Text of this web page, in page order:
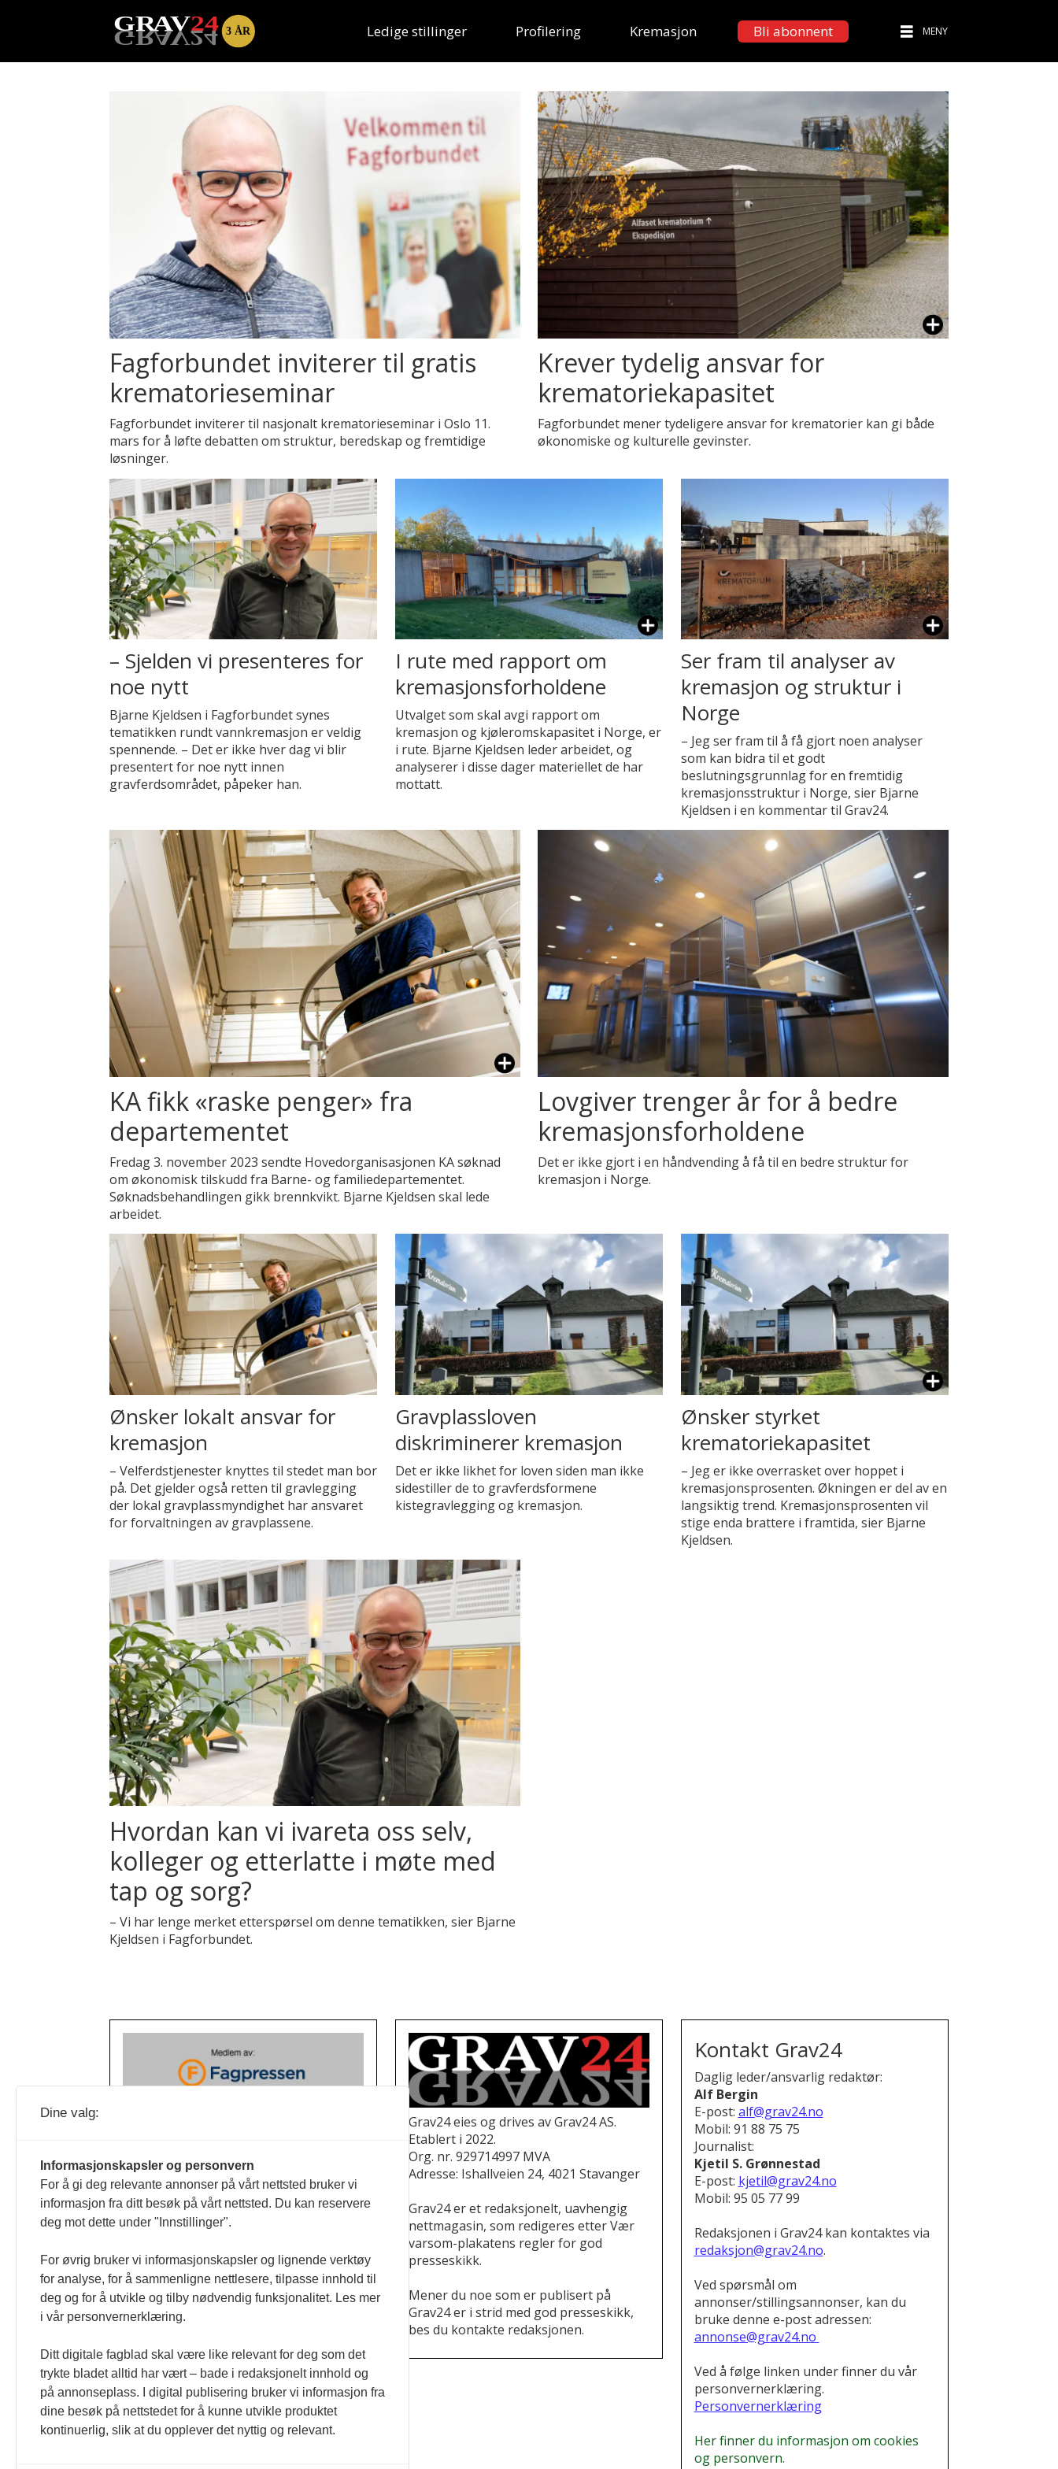
Ledige stillinger Profilering Kremasjon Bli abonnent
Fagforbundet inviterer til gratis
krematorieseminar
Fagforbundet inviterer til nasjonalt krematorieseminar i Oslo 11.
mars for å løfte debatten om struktur, beredskap og fremtidige
løsninger.
Krever tydelig ansvar for
krematoriekapasitet
Fagforbundet mener tydeligere ansvar for krematorier kan gi både
økonomiske og kulturelle gevinster.
– Sjelden vi presenteres for
noe nytt
Bjarne Kjeldsen i Fagforbundet synes
tematikken rundt vannkremasjon er veldig
spennende. – Det er ikke hver dag vi blir
presentert for noe nytt innen
gravferdsområdet, påpeker han.
I rute med rapport om
kremasjonsforholdene
Utvalget som skal avgi rapport om
kremasjon og kjøleromskapasitet i Norge, er
i rute. Bjarne Kjeldsen leder arbeidet, og
analyserer i disse dager materiellet de har
mottatt.
Ser fram til analyser av
kremasjon og struktur i
Norge
– Jeg ser fram til å få gjort noen analyser
som kan bidra til et godt
beslutningsgrunnlag for en fremtidig
kremasjonsstruktur i Norge, sier Bjarne
Kjeldsen i en kommentar til Grav24.
KA fikk «raske penger» fra
departementet
Fredag 3. november 2023 sendte Hovedorganisasjonen KA søknad
om økonomisk tilskudd fra Barne- og familiedepartementet.
Søknadsbehandlingen gikk brennkvikt. Bjarne Kjeldsen skal lede
arbeidet.
Lovgiver trenger år for å bedre
kremasjonsforholdene
Det er ikke gjort i en håndvending å få til en bedre struktur for
kremasjon i Norge.
Ønsker lokalt ansvar for
kremasjon
– Velferdstjenester knyttes til stedet man bor
på. Det gjelder også retten til gravlegging
der lokal gravplassmyndighet har ansvaret
for forvaltningen av gravplassene.
Gravplassloven
diskriminerer kremasjon
Det er ikke likhet for loven siden man ikke
sidestiller de to gravferdsformene
kistegravlegging og kremasjon.
Ønsker styrket
krematoriekapasitet
– Jeg er ikke overrasket over hoppet i
kremasjonsprosenten. Økningen er del av en
langsiktig trend. Kremasjonsprosenten vil
stige enda brattere i framtida, sier Bjarne
Kjeldsen.
Hvordan kan vi ivareta oss selv,
kolleger og etterlatte i møte med
tap og sorg?
– Vi har lenge merket etterspørsel om denne tematikken, sier Bjarne
Kjeldsen i Fagforbundet.
Grav24 eies og drives av Grav24 AS.
Etablert i 2022.
Org. nr. 929714997 MVA
Adresse: Ishallveien 24, 4021 Stavanger
Grav24 er et redaksjonelt, uavhengig
nettmagasin, som redigeres etter Vær
varsom-plakatens regler for god
presseskikk.
Mener du noe som er publisert på
Grav24 er i strid med god presseskikk,
bes du kontakte redaksjonen.
Kontakt Grav24
Daglig leder/ansvarlig redaktør:
Alf Bergin
E-post: alf@grav24.no
Mobil: 91 88 75 75
Journalist:
Kjetil S. Grønnestad
E-post: kjetil@grav24.no
Mobil: 95 05 77 99
Redaksjonen i Grav24 kan kontaktes via
redaksjon@grav24.no.
Ved spørsmål om
annonser/stillingsannonser, kan du
bruke denne e-post adressen:
annonse@grav24.no
Ved å følge linken under finner du vår
personvernerklæring.
Personvernerklæring
Her finner du informasjon om cookies
og personvern.
Dine valg:
Informasjonskapsler og personvern
For å gi deg relevante annonser på vårt nettsted bruker vi
informasjon fra ditt besøk på vårt nettsted. Du kan reservere
deg mot dette under "Innstillinger".
For øvrig bruker vi informasjonskapsler og lignende verktøy
for analyse, for å sammenligne nettlesere, tilpasse innhold til
deg og for å utvikle og tilby nødvendig funksjonalitet. Les mer
i vår personvernerklæring.
Ditt digitale fagblad skal være like relevant for deg som det
trykte bladet alltid har vært – bade i redaksjonelt innhold og
på annonseplass. I digital publisering bruker vi informasjon fra
dine besøk på nettstedet for å kunne utvikle produktet
kontinuerlig, slik at du opplever det nyttig og relevant.